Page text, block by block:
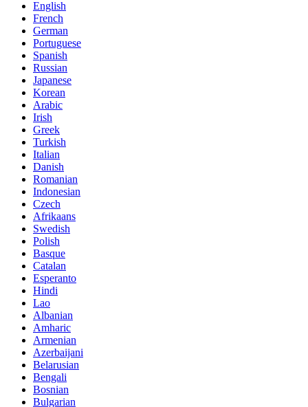
English
French
German
Portuguese
Spanish
Russian
Japanese
Korean
Arabic
Irish
Greek
Turkish
Italian
Danish
Romanian
Indonesian
Czech
Afrikaans
Swedish
Polish
Basque
Catalan
Esperanto
Hindi
Lao
Albanian
Amharic
Armenian
Azerbaijani
Belarusian
Bengali
Bosnian
Bulgarian